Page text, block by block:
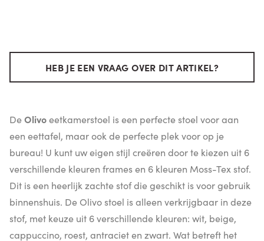
HEB JE EEN VRAAG OVER DIT ARTIKEL?
DeOlivoeetkamerstoel is een perfecte stoel voor aan
een eettafel, maar ook de perfecte plek voor op je
bureau! U kunt uw eigen stijl creëren door te kiezen uit 6
verschillende kleuren frames en 6 kleuren Moss-Tex stof.
Dit is een heerlijk zachte stof die geschikt is voor gebruik
binnenshuis. De Olivo stoel is alleen verkrijgbaar in deze
stof, met keuze uit 6 verschillende kleuren: wit, beige,
cappuccino, roest, antraciet en zwart. Wat betreft het